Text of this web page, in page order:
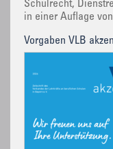
Schulrecht,
in einer Auflage
Vorgaben VLB